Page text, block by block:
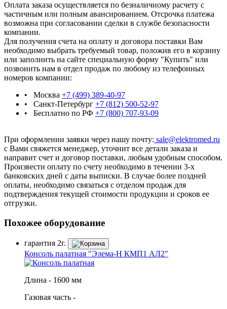
Оплата заказа осуществляется по безналичному расчету с
частичным или полным авансированием. Отсрочка платежа
возможна при согласовании сделки в службе безопасности
компании.
Для получения счета на оплату и договора поставки Вам
необходимо выбрать требуемый товар, положив его в корзину
или заполнить на сайте специальную форму "Купить" или
позвонить нам в отдел продаж по любому из телефонных
номеров компании:
• Москва +7 (499) 389-40-97
• Санкт-Петербург +7 (812) 500-52-97
• Бесплатно по РФ +7 (800) 707-93-09
При оформлении заявки через нашу почту: sale@elektromed.ru
с Вами свяжется менеджер, уточнит все детали заказа и
направит счет и договор поставки, любым удобным способом.
Произвести оплату по счету необходимо в течении 3-х
банковских дней с даты выписки. В случае более поздней
оплаты, необходимо связаться с отделом продаж для
подтверждения текущей стоимости продукции и сроков ее
отгрузки.
Похожее оборудование
гарантия 2г.
Консоль палатная "Элема-Н КМП1 АЛ2"
Длина - 1600 мм
Газовая часть -